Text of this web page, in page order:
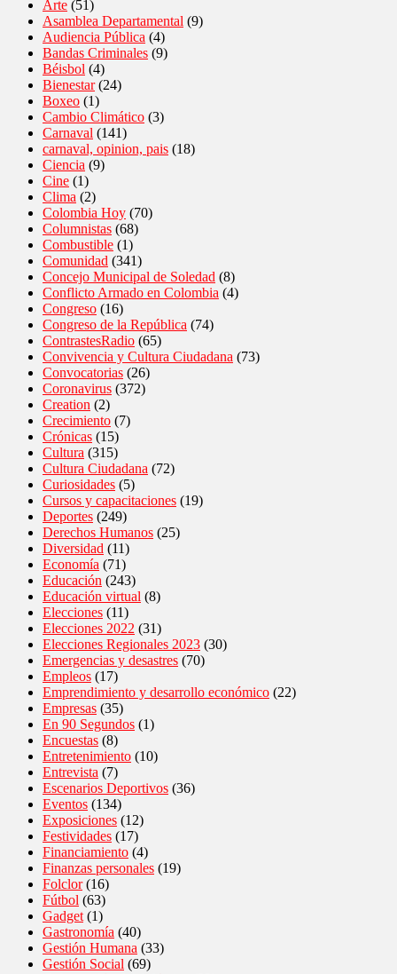
Arte (51)
Asamblea Departamental (9)
Audiencia Pública (4)
Bandas Criminales (9)
Béisbol (4)
Bienestar(24)
Boxeo (1)
Cambio Climático (3)
Carnaval (141)
carnaval, opinion, pais (18)
Ciencia (9)
Cine (1)
Clima (2)
Colombia Hoy (70)
Columnistas (68)
Combustible (1)
Comunidad (341)
Concejo Municipal de Soledad (8)
Conflicto Armado en Colombia (4)
Congreso (16)
Congreso de la República (74)
ContrastesRadio (65)
Convivencia y Cultura Ciudadana (73)
Convocatorias (26)
Coronavirus (372)
Creation (2)
Crecimiento (7)
Crónicas (15)
Cultura (315)
Cultura Ciudadana (72)
Curiosidades (5)
Cursos y capacitaciones (19)
Deportes (249)
Derechos Humanos (25)
Diversidad (11)
Economía (71)
Educación (243)
Educación virtual (8)
Elecciones (11)
Elecciones 2022 (31)
Elecciones Regionales 2023 (30)
Emergencias y desastres (70)
Empleos (17)
Emprendimiento y desarrollo económico (22)
Empresas (35)
En 90 Segundos (1)
Encuestas (8)
Entretenimiento (10)
Entrevista (7)
Escenarios Deportivos (36)
Eventos (134)
Exposiciones (12)
Festividades (17)
Financiamiento (4)
Finanzas personales (19)
Folclor(16)
Fútbol (63)
Gadget (1)
Gastronomía (40)
Gestión Humana (33)
Gestión Social (69)